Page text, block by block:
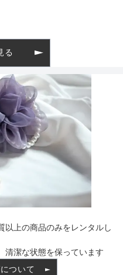
る
以上の商品のみをレンタルし
清潔な状態を保っています
ついて